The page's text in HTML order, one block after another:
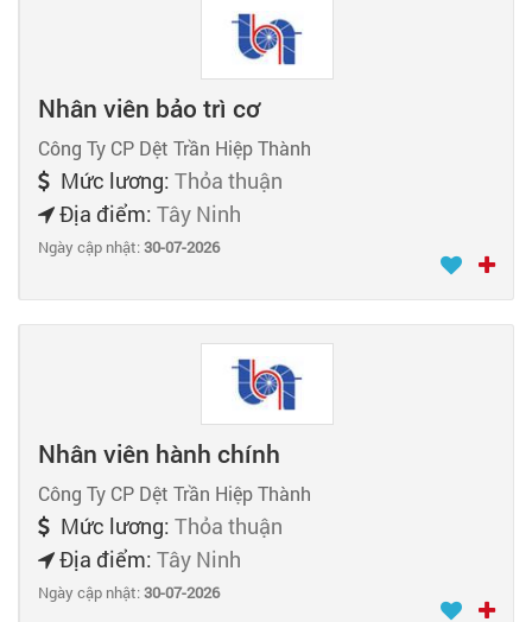
Nhân viên bảo trì cơ
Công Ty CP Dệt Trần Hiệp Thành
Mức lương: Thỏa thuận
Địa điểm: Tây Ninh
Ngày cập nhật:30-07-2026
Nhân viên hành chính
Công Ty CP Dệt Trần Hiệp Thành
Mức lương: Thỏa thuận
Địa điểm: Tây Ninh
Ngày cập nhật:30-07-2026